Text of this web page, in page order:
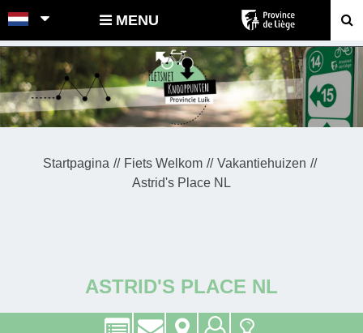
POINTS-NOEUDS MENU
Startpagina Fiets Welkom
Vakantiehuizen
Astrid's Place NL
ASTRID'S PLACE NL